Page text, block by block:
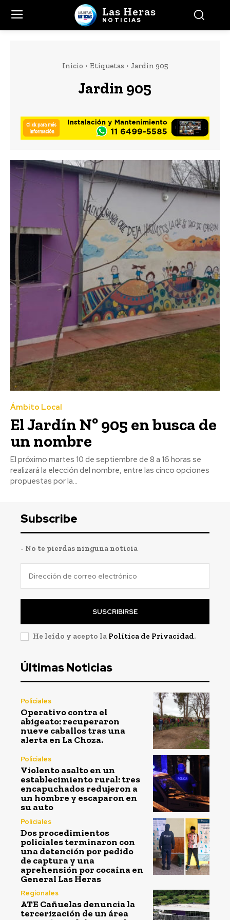
Las Heras
NOTICIAS
Inicio Etiquetas Jardin 905
Jardin 905
Ámbito Local
El Jardín Nº 905 en busca de
un nombre
El próximo martes 10 de septiembre de 8 a 16 horas se
realizará la elección del nombre, entre las cinco opciones
propuestas por la...
Subscribe
- No te pierdas ninguna noticia
SUSCRIBIRSE
He leído y acepto la Política de Privacidad.
Últimas Noticias
Policiales
Operativo contra el
abigeato: recuperaron
nueve caballos tras una
alerta en La Choza.
Policiales
Violento asalto en un
establecimiento rural: tres
encapuchados redujeron a
un hombre y escaparon en
su auto
Policiales
Dos procedimientos
policiales terminaron con
una detención por pedido
de captura y una
aprehensión por cocaína en
General Las Heras
Regionales
ATE Cañuelas denuncia la
tercerización de un área